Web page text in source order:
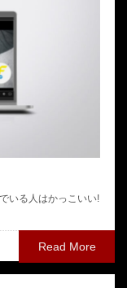
いる人はかっこいい!
Read More